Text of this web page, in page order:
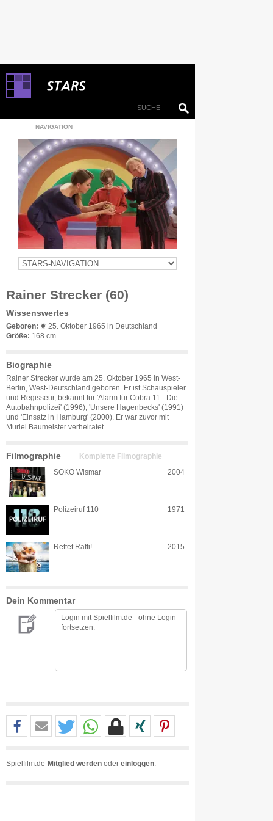
NAVIGATION
Rainer Strecker (60)
Wissenswertes
Geboren: ✹ 25. Oktober 1965 in Deutschland
Größe: 168 cm
Biographie
Rainer Strecker wurde am 25. Oktober 1965 in West-
Berlin, West-Deutschland geboren. Er ist Schauspieler
und Regisseur, bekannt für 'Alarm für Cobra 11 - Die
Autobahnpolizei' (1996), 'Unsere Hagenbecks' (1991)
und 'Einsatz in Hamburg' (2000). Er war zuvor mit
Muriel Baumeister verheiratet.
Filmographie Komplette Filmographie
SOKO Wismar 2004
Polizeiruf 110 1971
Rettet Raffi! 2015
Dein Kommentar
Login mit Spielfilm.de - ohne Login
fortsetzen.
Spielfilm.de-Mitglied werden oder einloggen